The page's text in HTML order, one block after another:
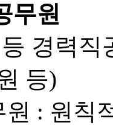
무원
경력
등)
: 원칙